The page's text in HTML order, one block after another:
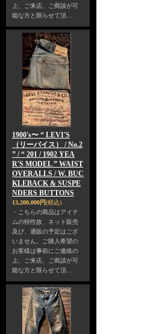
上、ご来店、ご商談が可
能な方と限らせて頂…
1900's〜 “ LEVI'S
（リーバイス） / No.2
” / “ 201 / 1902 YEA
R'S MODEL ” WAIST
OVERALLS / W. BUC
KLEBACK & SUSPE
NDERS BUTTONS
13,200,000円(税込)
・こちらの商品はアイテ
ムの特性故、ネット販売
及び、通販の予定はござ
いません。ご購入希望の
お客様は事前にご連絡の
上、ご来店、ご商談が可
能な方と限らせて頂…